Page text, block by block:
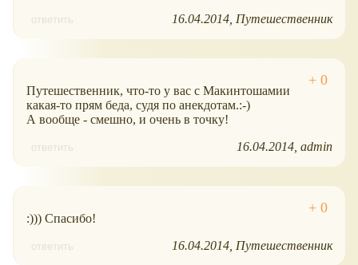
ответить 16.04.2014 Путешественник
Путешественник, что-то у вас с Макинтошамии
какая-то прям беда, судя по анекдотам.:-)
А вообще - смешно, и очень в точку!
ответить 16.04.2014 admin
:))) Спасибо!
ответить 16.04.2014 Путешественник